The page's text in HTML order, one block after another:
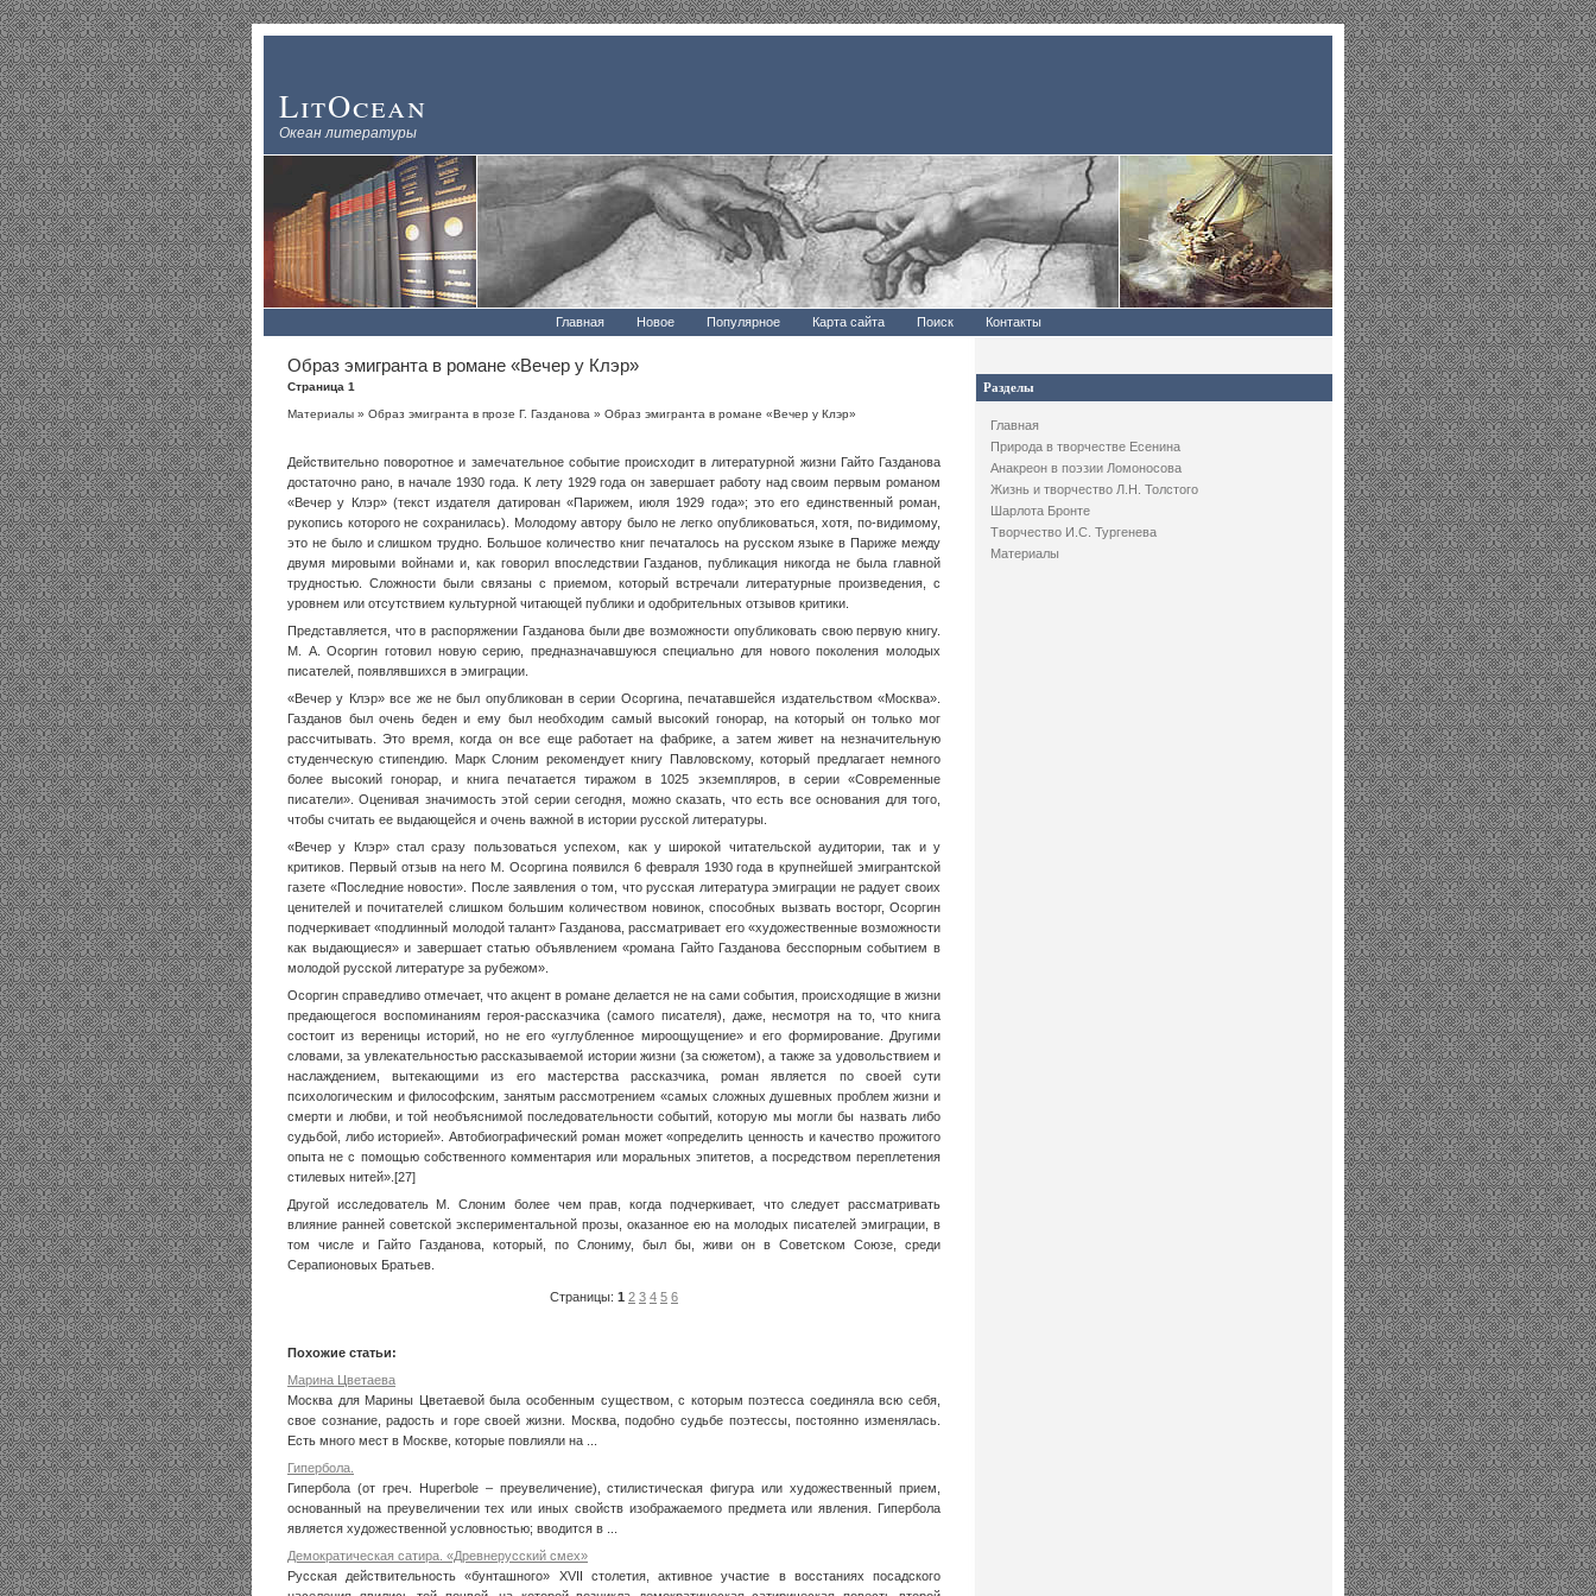
LitOcean
Океан литературы
Главная Новое Популярное Карта сайта Поиск Контакты
Разделы
Главная
Природа в творчестве Есенина
Анакреон в поэзии Ломоносова
Жизнь и творчество Л.Н. Толстого
Шарлота Бронте
Творчество И.С. Тургенева
Материалы
Образ эмигранта в романе «Вечер у Клэр»
Страница 1
Материалы » Образ эмигранта в прозе Г. Газданова » Образ эмигранта в романе «Вечер у Клэр»
Действительно поворотное и замечательное событие происходит в литературной жизни Гайто Газданова
достаточно рано, в начале 1930 года. К лету 1929 года он завершает работу над своим первым романом
«Вечер у Клэр» (текст издателя датирован «Парижем, июля 1929 года»; это его единственный роман,
рукопись которого не сохранилась). Молодому автору было не легко опубликоваться, хотя, по-видимому,
это не было и слишком трудно. Большое количество книг печаталось на русском языке в Париже между
двумя мировыми войнами и, как говорил впоследствии Газданов, публикация никогда не была главной
трудностью. Сложности были связаны с приемом, который встречали литературные произведения, с
уровнем или отсутствием культурной читающей публики и одобрительных отзывов критики.
Представляется, что в распоряжении Газданова были две возможности опубликовать свою первую книгу.
М. А. Осоргин готовил новую серию, предназначавшуюся специально для нового поколения молодых
писателей, появлявшихся в эмиграции.
«Вечер у Клэр» все же не был опубликован в серии Осоргина, печатавшейся издательством «Москва».
Газданов был очень беден и ему был необходим самый высокий гонорар, на который он только мог
рассчитывать. Это время, когда он все еще работает на фабрике, а затем живет на незначительную
студенческую стипендию. Марк Слоним рекомендует книгу Павловскому, который предлагает немного
более высокий гонорар, и книга печатается тиражом в 1025 экземпляров, в серии «Современные
писатели». Оценивая значимость этой серии сегодня, можно сказать, что есть все основания для того,
чтобы считать ее выдающейся и очень важной в истории русской литературы.
«Вечер у Клэр» стал сразу пользоваться успехом, как у широкой читательской аудитории, так и у
критиков. Первый отзыв на него М. Осоргина появился 6 февраля 1930 года в крупнейшей эмигрантской
газете «Последние новости». После заявления о том, что русская литература эмиграции не радует своих
ценителей и почитателей слишком большим количеством новинок, способных вызвать восторг, Осоргин
подчеркивает «подлинный молодой талант» Газданова, рассматривает его «художественные возможности
как выдающиеся» и завершает статью объявлением «романа Гайто Газданова бесспорным событием в
молодой русской литературе за рубежом».
Осоргин справедливо отмечает, что акцент в романе делается не на сами события, происходящие в жизни
предающегося воспоминаниям героя-рассказчика (самого писателя), даже, несмотря на то, что книга
состоит из вереницы историй, но не его «углубленное мироощущение» и его формирование. Другими
словами, за увлекательностью рассказываемой истории жизни (за сюжетом), а также за удовольствием и
наслаждением, вытекающими из его мастерства рассказчика, роман является по своей сути
психологическим и философским, занятым рассмотрением «самых сложных душевных проблем жизни и
смерти и любви, и той необъяснимой последовательности событий, которую мы могли бы назвать либо
судьбой, либо историей». Автобиографический роман может «определить ценность и качество прожитого
опыта не с помощью собственного комментария или моральных эпитетов, а посредством переплетения
стилевых нитей».[27]
Другой исследователь М. Слоним более чем прав, когда подчеркивает, что следует рассматривать
влияние ранней советской экспериментальной прозы, оказанное ею на молодых писателей эмиграции, в
том числе и Гайто Газданова, который, по Слониму, был бы, живи он в Советском Союзе, среди
Серапионовых Братьев.
Страницы: 1 2 3 4 5 6
Похожие статьи:
Марина Цветаева
Москва для Марины Цветаевой была особенным существом, с которым поэтесса соединяла всю себя,
свое сознание, радость и горе своей жизни. Москва, подобно судьбе поэтессы, постоянно изменялась.
Есть много мест в Москве, которые повлияли на ...
Гипербола.
Гипербола (от греч. Huperbole – преувеличение), стилистическая фигура или художественный прием,
основанный на преувеличении тех или иных свойств изображаемого предмета или явления. Гипербола
является художественной условностью; вводится в ...
Демократическая сатира. «Древнерусский смех»
Русская действительность «бунташного» XVII столетия, активное участие в восстаниях посадского